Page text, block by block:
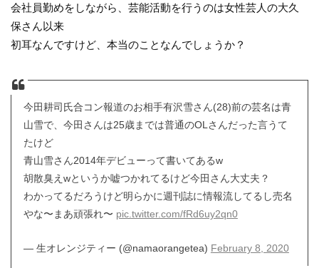
会社員勤めをしながら、芸能活動を行うのは女性芸人の大久
保さん以来
初耳なんですけど、本当のことなんでしょうか？
今田耕司氏合コン報道のお相手有沢雪さん(28)前の芸名は青
山雪で、今田さんは25歳までは普通のOLさんだった言うて
たけど
青山雪さん2014年デビューって書いてあるw
胡散臭えwというか嘘つかれてるけど今田さん大丈夫？
わかってるだろうけど明らかに週刊誌に情報流してるし売名
やな〜まあ頑張れ〜 pic.twitter.com/fRd6uy2qn0
— 生オレンジティー (@namaorangetea) February 8, 2020